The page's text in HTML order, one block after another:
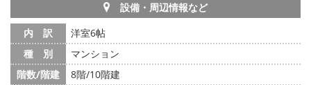
設備・周辺情報など
内 訳
洋室6帖
種 別
マンション
階数/階建
8階/10階建